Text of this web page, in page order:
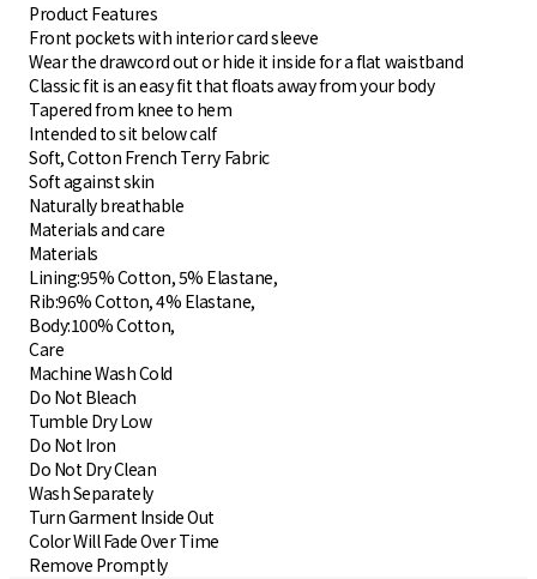
Product Features
Front pockets with interior card sleeve
Wear the drawcord out or hide it inside for a flat waistband
Classic fit is an easy fit that floats away from your body
Tapered from knee to hem
Intended to sit below calf
Soft, Cotton French Terry Fabric
Soft against skin
Naturally breathable
Materials and care
Materials
Lining:95% Cotton, 5% Elastane,
Rib:96% Cotton, 4% Elastane,
Body:100% Cotton,
Care
Machine Wash Cold
Do Not Bleach
Tumble Dry Low
Do Not Iron
Do Not Dry Clean
Wash Separately
Turn Garment Inside Out
Color Will Fade Over Time
Remove Promptly